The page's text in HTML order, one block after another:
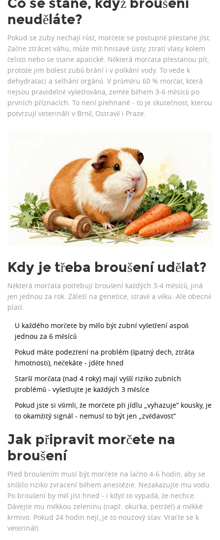
neuděláte?
Pokud se zuby nechají růst, morčete se postupně přestane jíst.
Začne ztrácet váhu, může mít hnisavé ústy, ztratí vlasy kolem
čelisti nebo se stane apatické. Některá morčata přestanou pít,
protože jim bolest zubů brání i v polkání vody. To vede k
dehydrataci a selhání orgánů. V průměru 60 % morčat, která
nejsou pravidelně vyšetřována, zemře během 3-6 měsíců po
prvních příznacích. To není přehnané - to je skutečnost, kterou
potvrzují veterináři v Brně, Ostravě i Praze.
Kdy je třeba broušení udělat?
Některá morčata potřebují broušení každých 3-4 měsíců, jiná
jen jednou za rok. Záleží na genetice, stravě a věku. Ale obecně
platí:
U každého morčete by mělo být zubní vyšetření aspoň
jednou za 6 měsíců
Pokud máte podezření na problém (špatný dech, ztráta
hmotnosti), nečekáte - jděte hned
Starší morčata (nad 4 roky) mají vyšší riziko zubních
problémů - vyšetřujte je každých 3 měsíce
Pokud jste si všimli, že morčete při jídlu „vyhazuje“ kousky, je
to okamžitý signál - nemusí to být jen „zvědavost“
Jak připravit morčete na
broušení
Před broušením musí být morčete na lačno 4-6 hodin, aby se
snížilo riziko zvracení během anestézie. Nezakazujte mu vodu.
Po broušení by měl jíst hned - i když to vypadá, že nechce.
Dávejte mu měkkou zeleninu (např. okurka, petržel) a měkké
krmivo. Pokud 24 hodin nejí, je to nouzový stav. Vraťte se k
veterináři.